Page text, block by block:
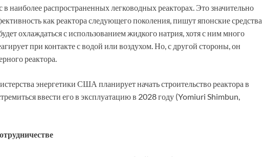
в наиболее распространенных легководных реакторах. Это значительно
как реактора следующего поколения, пишут японские средства
охлаждаться с использованием жидкого натрия, хотя с ним много
при контакте с водой или воздухом. Но, с другой стороны, он
реактора.
энергетики США планирует начать строительство реактора в
ввести его в эксплуатацию в 2028 году (Yomiuri Shimbun,